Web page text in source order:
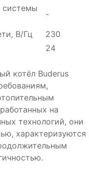
системы
-
В/Гц
230
24
котёл Buderus
на
технологий, они
характеризуются